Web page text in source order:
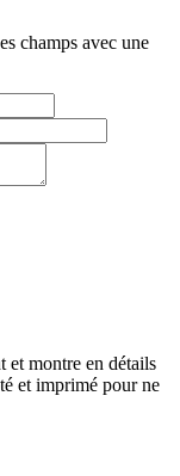
champs avec une
et montre en détails
et imprimé pour ne